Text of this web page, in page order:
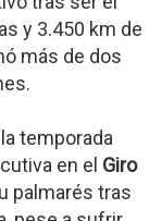
y 3.450 km de
más de dos
temporada
en el Giro
palmarés tras